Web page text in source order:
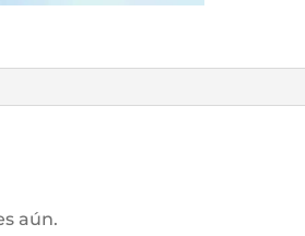
aún.